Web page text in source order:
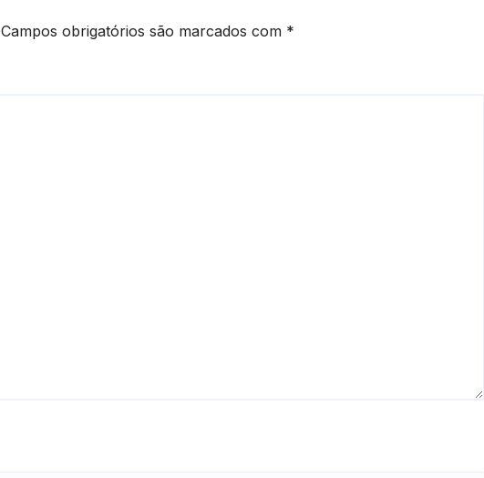
Campos obrigatórios são marcados com *